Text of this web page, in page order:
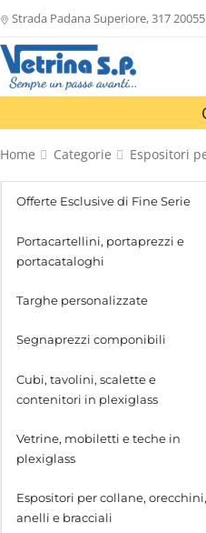
Strada Padana Superiore, 317
Home Categorie Espositori
Offerte Esclusive di Fine Serie
Portacartellini, portaprezzi e
portacataloghi
Portacartellini
Portacataloghi
Targhe personalizzate
Segnaprezzi componibili
Cubi, tavolini, scalette e
contenitori in plexiglass
Cubi
Scalette
Vetrine, mobiletti e teche in
plexiglass
Espositori per collane, orecchini,
anelli e bracciali